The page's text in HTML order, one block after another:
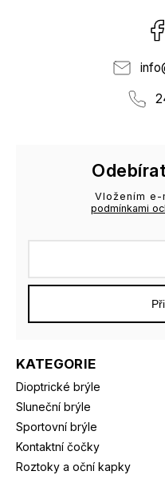
info
KATEGORIE
Dioptrické brýle
Sluneční brýle
Sportovní brýle
Kontaktní čočky
Roztoky a oční kapky
Vložením e-
podmínkami